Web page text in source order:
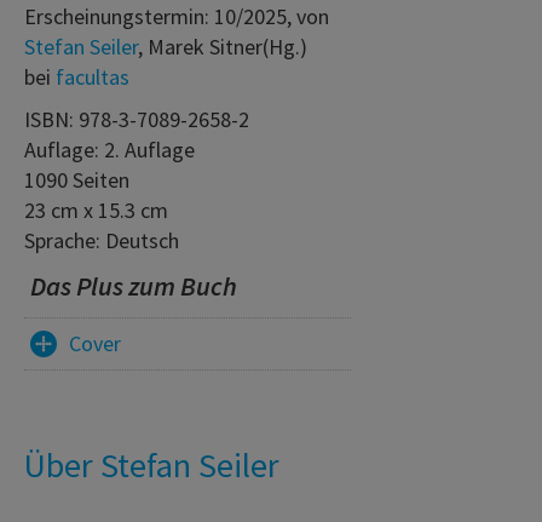
Erscheinungstermin: 10/2025, von
Stefan Seiler, Marek Sitner(Hg.)
bei facultas
ISBN: 978-3-7089-2658-2
Auflage: 2. Auflage
1090 Seiten
23 cm x 15.3 cm
Sprache: Deutsch
Das Plus zum Buch
Cover
Über Stefan Seiler